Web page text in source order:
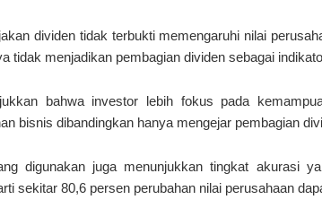
dividen tidak terbukti memengaruhi nilai
tidak menjadikan pembagian dividen sebagai
bahwa investor lebih fokus pada
bisnis dibandingkan hanya mengejar pembagian
digunakan juga menunjukkan tingkat akurasi
sekitar 80,6 persen perubahan nilai perusahaan